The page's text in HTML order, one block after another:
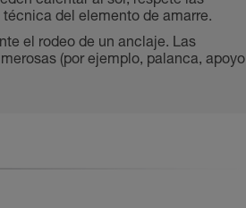
del elemento de amarre.
el rodeo de un anclaje. Las
(por ejemplo, palanca, apoyo